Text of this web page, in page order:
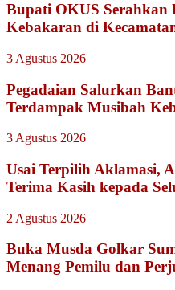
Bupati OKUS Serahkan
Kebakaran di
3 Agustus 2026
Pegadaian Salurkan
Terdampak Musibah
3 Agustus 2026
Usai Terpilih Aklamasi,
Terima Kasih kepada
2 Agustus 2026
Buka Musda Golkar
Menang Pemilu dan